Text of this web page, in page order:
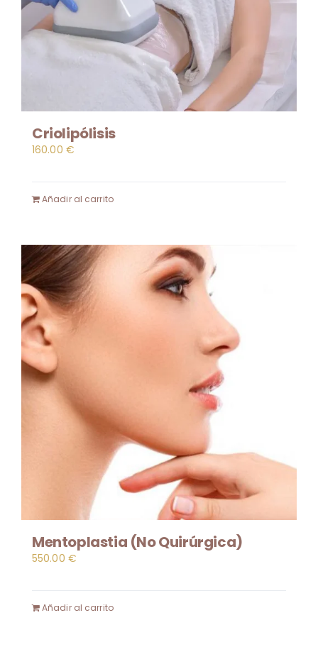
Criolipólisis
160.00 €
Añadir al carrito
Mentoplastia (No Quirúrgica)
550.00 €
Añadir al carrito